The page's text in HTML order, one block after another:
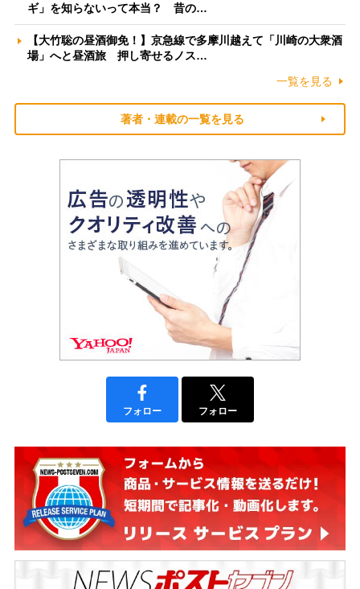
ギ」を知らないって本当？ 昔の…
【大竹聡の昼酒御免！】京急線で多摩川越えて「川崎の大衆酒
場」へと昼酒旅 押し寄せるノス…
一覧を見る
著者・連載の一覧を見る
フォロー フォロー